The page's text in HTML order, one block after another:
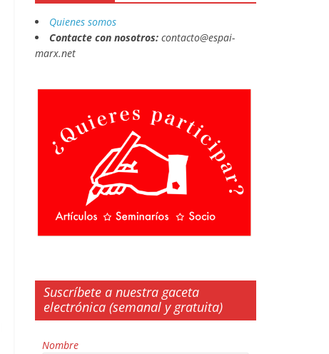
Quienes somos
Contacte con nosotros: contacto@espai-
marx.net
Suscríbete a nuestra gaceta
electrónica (semanal y gratuita)
Nombre